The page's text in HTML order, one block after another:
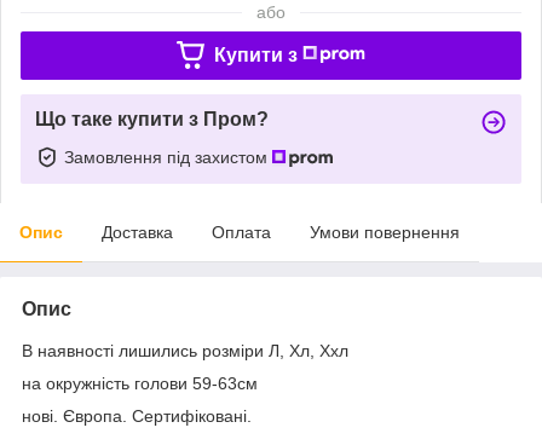
або
Купити з
Що таке купити з Пром?
Замовлення під захистом
Опис Доставка Оплата Умови повернення
Опис
В наявності лишились розміри Л, Хл, Ххл
на окружність голови 59-63см
нові. Європа. Сертифіковані.